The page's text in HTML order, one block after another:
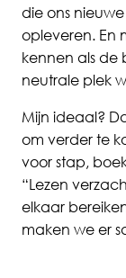
die ons
opleveren. En
kennen als de
neutrale plek
Mijn ideaal?
om verder te
voor stap,
“Lezen
elkaar
maken we er